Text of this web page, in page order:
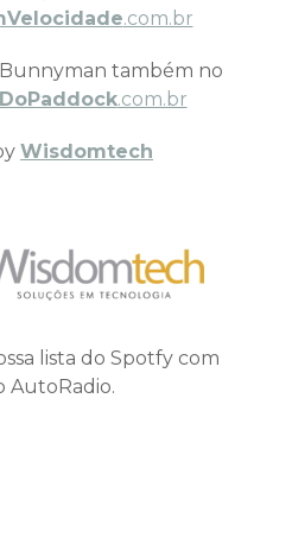
.com.br
também no
.com.br
Wisdomtech
lista do Spotfy com
AutoRadio.